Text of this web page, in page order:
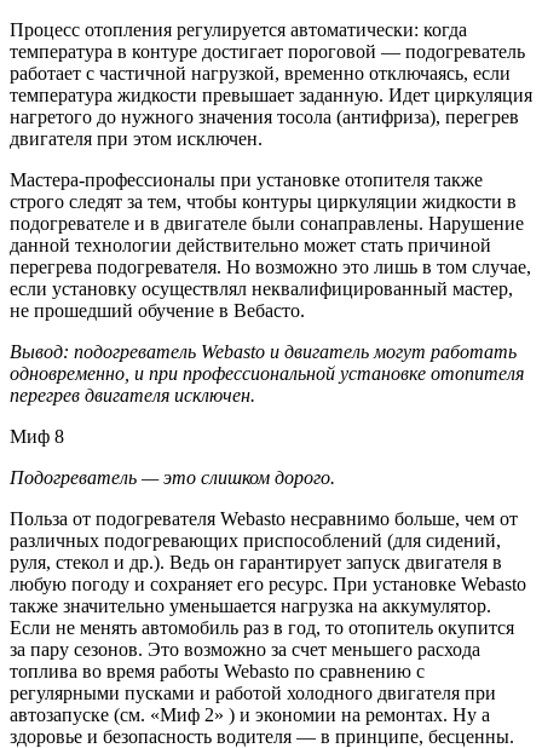
Процесс отопления регулируется автоматически: когда
температура в контуре достигает пороговой — подогреватель
работает с частичной нагрузкой, временно отключаясь, если
температура жидкости превышает заданную. Идет циркуляция
нагретого до нужного значения тосола (антифриза), перегрев
двигателя при этом исключен.
Мастера-профессионалы при установке отопителя также
строго следят за тем, чтобы контуры циркуляции жидкости в
подогревателе и в двигателе были сонаправлены. Нарушение
данной технологии действительно может стать причиной
перегрева подогревателя. Но возможно это лишь в том случае,
если установку осуществлял неквалифицированный мастер,
не прошедший обучение в Вебасто.
Вывод: подогреватель Webasto и двигатель могут работать
одновременно, и при профессиональной установке отопителя
перегрев двигателя исключен.
Миф 8
Подогреватель — это слишком дорого.
Польза от подогревателя Webasto несравнимо больше, чем от
различных подогревающих приспособлений (для сидений,
руля, стекол и др.). Ведь он гарантирует запуск двигателя в
любую погоду и сохраняет его ресурс. При установке Webasto
также значительно уменьшается нагрузка на аккумулятор.
Если не менять автомобиль раз в год, то отопитель окупится
за пару сезонов. Это возможно за счет меньшего расхода
топлива во время работы Webasto по сравнению с
регулярными пусками и работой холодного двигателя при
автозапуске (см. «Миф 2» ) и экономии на ремонтах. Ну а
здоровье и безопасность водителя — в принципе, бесценны.